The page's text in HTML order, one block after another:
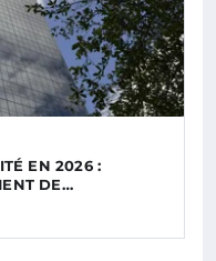
EN 2026 :
DE…